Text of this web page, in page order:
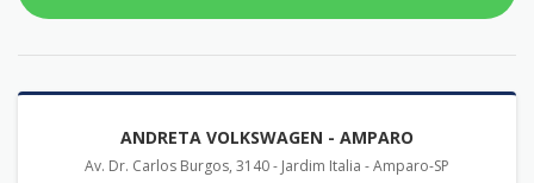
ANDRETA VOLKSWAGEN - AMPARO
Av. Dr. Carlos Burgos, 3140 - Jardim Italia - Amparo-SP